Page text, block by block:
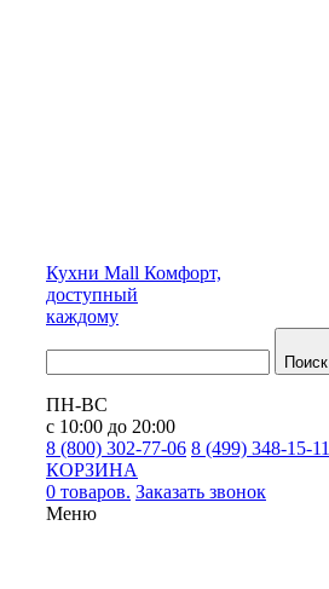
Кухни Mall Комфорт,
доступный
каждому
Поиск
ПН-ВС
с 10:00 до 20:00
8 (800) 302-77-06 8 (499) 348-15-11
КОРЗИНА
0 товаров. Заказать звонок
Меню